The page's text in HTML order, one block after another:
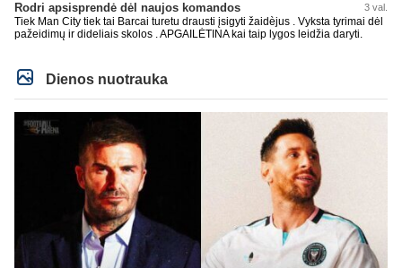
Rodri apsisprendė dėl naujos komandos 3 val.
Tiek Man City tiek tai Barcai turetu drausti įsigyti žaidèjus . Vyksta tyrimai dėl
pažeidimų ir dideliais skolos . APGAILĖTINA kai taip lygos leidžia daryti.
Dienos nuotrauka